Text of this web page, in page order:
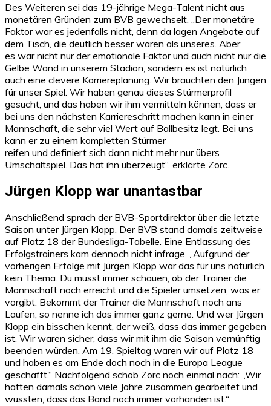
Des Weiteren sei das 19-jährige Mega-Talent nicht aus
monetären Gründen zum BVB gewechselt. „Der monetäre
Faktor war es jedenfalls nicht, denn da lagen Angebote auf
dem Tisch, die deutlich besser waren als unseres. Aber
es war nicht nur der emotionale Faktor und auch nicht nur die
Gelbe Wand in unserem Stadion, sondern es ist natürlich
auch eine clevere Karriereplanung. Wir brauchten den Jungen
für unser Spiel. Wir haben genau dieses Stürmerprofil
gesucht, und das haben wir ihm vermitteln können, dass er
bei uns den nächsten Karriereschritt machen kann in einer
Mannschaft, die sehr viel Wert auf Ballbesitz legt. Bei uns
kann er zu einem kompletten Stürmer
reifen und definiert sich dann nicht mehr nur übers
Umschaltspiel. Das hat ihn überzeugt“, erklärte Zorc.
Jürgen Klopp war unantastbar
Anschließend sprach der BVB-Sportdirektor über die letzte
Saison unter Jürgen Klopp. Der BVB stand damals zeitweise
auf Platz 18 der Bundesliga-Tabelle. Eine Entlassung des
Erfolgstrainers kam dennoch nicht infrage. „Aufgrund der
vorherigen Erfolge mit Jürgen Klopp war das für uns natürlich
kein Thema. Du musst immer schauen, ob der Trainer die
Mannschaft noch erreicht und die Spieler umsetzen, was er
vorgibt. Bekommt der Trainer die Mannschaft noch ans
Laufen, so nenne ich das immer ganz gerne. Und wer Jürgen
Klopp ein bisschen kennt, der weiß, dass das immer gegeben
ist. Wir waren sicher, dass wir mit ihm die Saison vernünftig
beenden würden. Am 19. Spieltag waren wir auf Platz 18
und haben es am Ende doch noch in die Europa League
geschafft.“ Nachfolgend schob Zorc noch einmal nach: „Wir
hatten damals schon viele Jahre zusammen gearbeitet und
wussten, dass das Band noch immer vorhanden ist.“